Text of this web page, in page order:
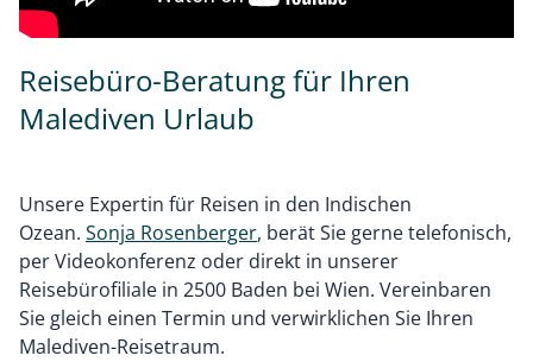
Reisebüro-Beratung für Ihren
Malediven Urlaub
Unsere Expertin für Reisen in den Indischen
Ozean. Sonja Rosenberger, berät Sie gerne telefonisch,
per Videokonferenz oder direkt in unserer
Reisebürofiliale in 2500 Baden bei Wien. Vereinbaren
Sie gleich einen Termin und verwirklichen Sie Ihren
Malediven-Reisetraum.